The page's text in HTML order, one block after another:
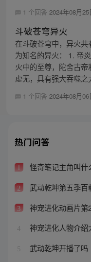
1 个回答 2024年08月
斗破苍穹异火
在斗破苍穹中，异火
为知名的异火： 1. 帝
火中的至尊，陀舍古
虚无，具有强大吞噬
1 个回答 2024年08月
热门问答
1 怪奇笔记主角叫什
2 武动乾坤第五季百
3 神宠进化动画片第
4 神宠进化人物介绍
5 武动乾坤开播了吗